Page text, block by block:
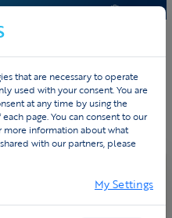
CONTACT & HELP OFFERTE
that are necessary to operate
used with your consent. You are
at any time by using the
page. You can consent to our
more information about what
with our partners, please
My Settings